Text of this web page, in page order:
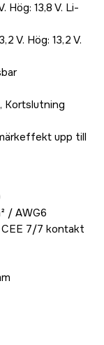
Hög: 13,8 V. Li-
V. Hög: 13,2 V.
Kortslutning
upp till
/ AWG6
CEE 7/7 kontakt